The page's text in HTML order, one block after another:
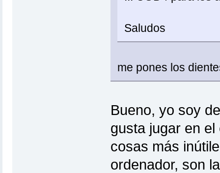
Saludos
me pones los
Bueno, yo soy
gusta jugar en
cosas más
ordenador, son